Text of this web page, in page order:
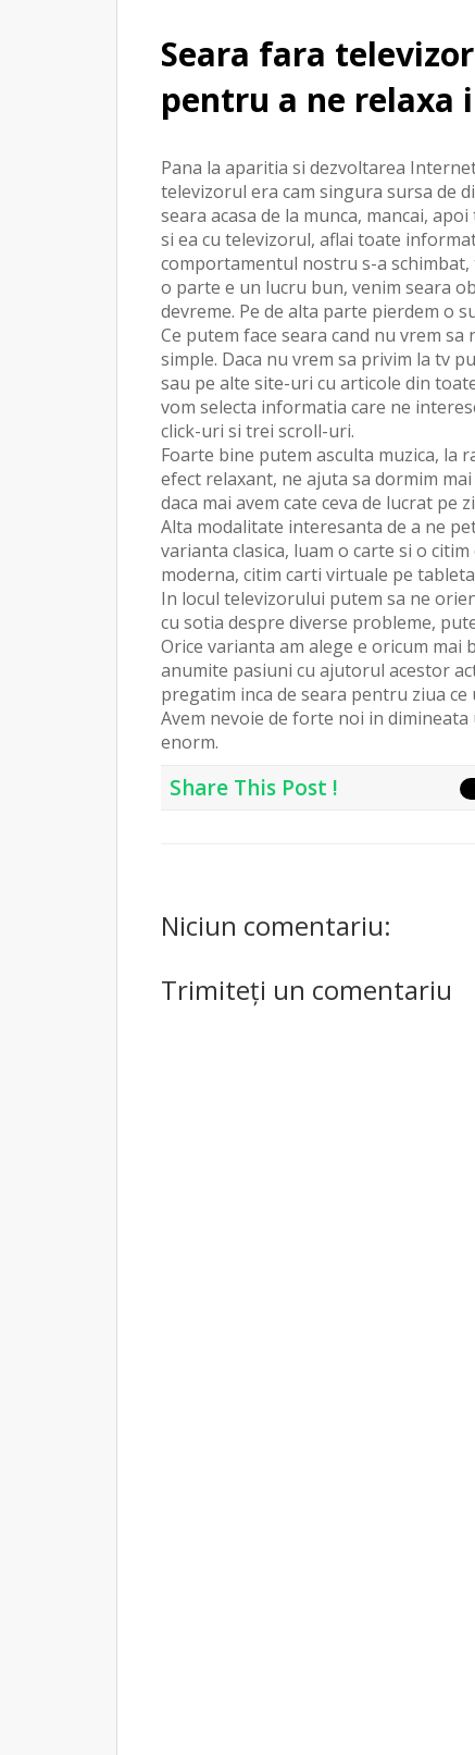
Seara fara
pentru a ne relaxa
Pana la aparitia si dezvoltarea
televizorul era cam singura sursa de
seara acasa de la munca, mancai,
si ea cu televizorul, aflai toate
comportamentul nostru s-a schimbat,
o parte e un lucru bun, venim seara
devreme. Pe de alta parte pierdem o
Ce putem face seara cand nu vrem
simple. Daca nu vrem sa privim la tv
sau pe alte site-uri cu articole din
vom selecta informatia care ne
click-uri si trei scroll-uri.
Foarte bine putem asculta muzica, la
efect relaxant, ne ajuta sa dormim
daca mai avem cate ceva de lucrat pe
Alta modalitate interesanta de a ne
varianta clasica, luam o carte si o
moderna, citim carti virtuale pe
In locul televizorului putem sa ne
cu sotia despre diverse probleme,
Orice varianta am alege e oricum mai
anumite pasiuni cu ajutorul acestor
pregatim inca de seara pentru ziua ce
Avem nevoie de forte noi in
enorm.
Share This Post !
Niciun comentariu:
Trimiteți un comentariu